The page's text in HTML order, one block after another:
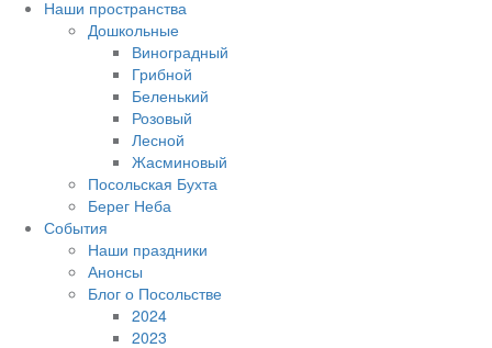
Наши пространства
Дошкольные
Виноградный
Грибной
Беленький
Розовый
Лесной
Жасминовый
Посольская Бухта
Берег Неба
События
Наши праздники
Анонсы
Блог о Посольстве
2024
2023